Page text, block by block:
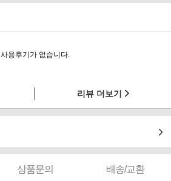
사용후기가 없습니다.
리뷰 더보기
상품문의 배송/교환